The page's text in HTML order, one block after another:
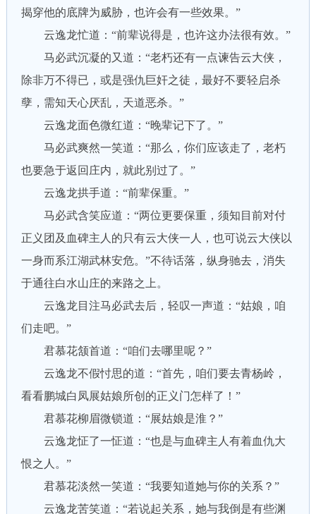
揭穿他的底牌为威胁，也许会有一些效果。”
云逸龙忙道：“前辈说得是，也许这办法很有效。”
马必武沉凝的又道：“老朽还有一点谏告云大侠，
除非万不得已，或是强仇巨奸之徒，最好不要轻启杀
孽，需知天心厌乱，天道恶杀。”
云逸龙面色微红道：“晚辈记下了。”
马必武爽然一笑道：“那么，你们应该走了，老朽
也要急于返回庄内，就此别过了。”
云逸龙拱手道：“前辈保重。”
马必武含笑应道：“两位更要保重，须知目前对付
正义团及血碑主人的只有云大侠一人，也可说云大侠以
一身而系江湖武林安危。”不待话落，纵身驰去，消失
于通往白水山庄的来路之上。
云逸龙目注马必武去后，轻叹一声道：“姑娘，咱
们走吧。”
君慕花颔首道：“咱们去哪里呢？”
云逸龙不假忖思的道：“首先，咱们要去青杨岭，
看看鹏城白凤展姑娘所创的正义门怎样了！”
君慕花柳眉微锁道：“展姑娘是淮？”
云逸龙怔了一怔道：“也是与血碑主人有着血仇大
恨之人。”
君慕花淡然一笑道：“我要知道她与你的关系？”
云逸龙苦笑道：“若说起关系，她与我倒是有些渊